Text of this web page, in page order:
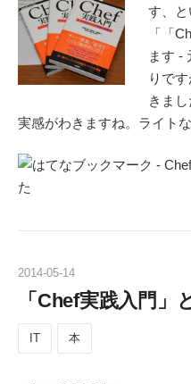
す、と
「「
ます -
りで
きま
実感がわきますね。ライト
2014-05-14
「Chef実践入門
IT 本